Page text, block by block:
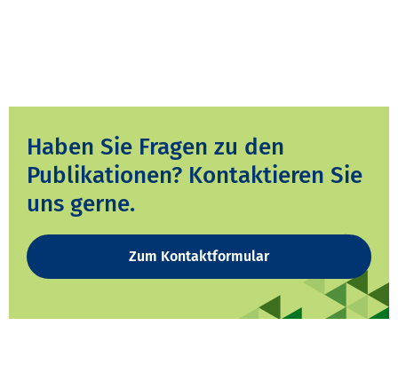
Haben Sie Fragen zu den
Publikationen? Kontaktieren Sie
uns gerne.
Zum Kontaktformular